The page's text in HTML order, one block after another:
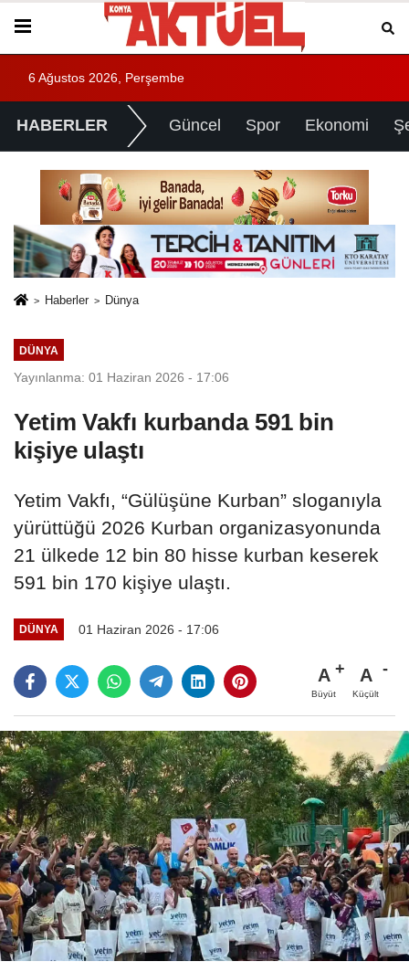
6 Ağustos 2026, Perşembe
HABERLER Güncel Spor Ekonomi
Haberler Dünya
DÜNYA
Yayınlanma: 01 Haziran 2026 - 17:06
Yetim Vakfı kurbanda 591 bin
kişiye ulaştı
Yetim Vakfı, “Gülüşüne Kurban” sloganıyla
yürüttüğü 2026 Kurban organizasyonunda
21 ülkede 12 bin 80 hisse kurban keserek
591 bin 170 kişiye ulaştı.
DÜNYA 01 Haziran 2026 - 17:06
A
Büyüt
A
Küçült